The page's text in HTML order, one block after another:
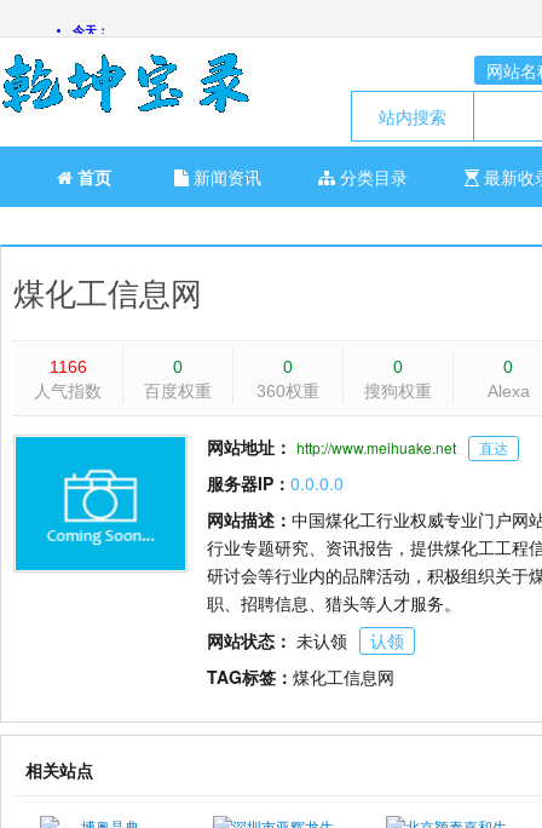
网站名
站内搜索
首页 新闻资讯 分类目录 最新收
煤化工信息网
1166
人气指数
0
百度权重
0
360权重
0
搜狗权重
0
Alexa
网站地址： http://www.meihuake.net 直达
服务器IP： 0.0.0.0
网站描述： 中国煤化工行业权威专业门户网
行业专题研究、资讯报告，提供煤化工工程
研讨会等行业内的品牌活动，积极组织关于
职、招聘信息、猎头等人才服务。
网站状态： 未认领
认领
TAG标签： 煤化工信息网
相关站点